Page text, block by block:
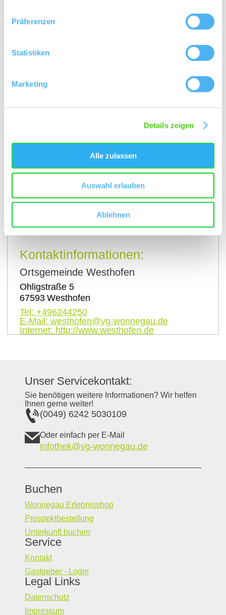
Präferenzen
Statistiken
Marketing
Details zeigen
Alle zulassen
Auswahl erlauben
Ablehnen
auf Karte anzeigen
Kontaktinformationen:
Ortsgemeinde Westhofen
Ohligstraße 5
67593 Westhofen
Tel: +496244250
E-Mail: westhofen@vg-wonnegau.de
Internet: http://www.westhofen.de
Unser Servicekontakt:
Sie benötigen weitere Informationen? Wir helfen
Ihnen gerne weiter!
(0049) 6242 5030109
Oder einfach per E-Mail
infothek@vg-wonnegau.de
Buchen
Wonnegau Erlebnisshop
Prospektbestellung
Unterkunft buchen
Service
Kontakt
Gastgeber - Login
Legal Links
Datenschutz
Impressum